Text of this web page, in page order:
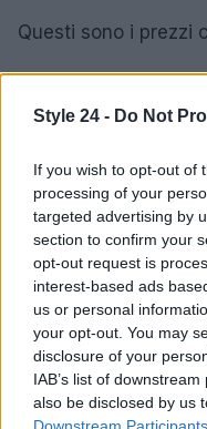
Style 24 - Do Not
If you wish to opt-out of
processing of your
targeted advertising by
section to confirm your
opt-out request is
interest-based ads
us or personal
your opt-out. You may
disclosure of your
IAB’s list of
also be disclosed by us
Questi sono i prezzi
– Due confezioni al
Il processo di
andare sul sito
fissare l’orario in
finalizzare l’ordine.
tramite Paypal,
Ricorda: questa
può essere